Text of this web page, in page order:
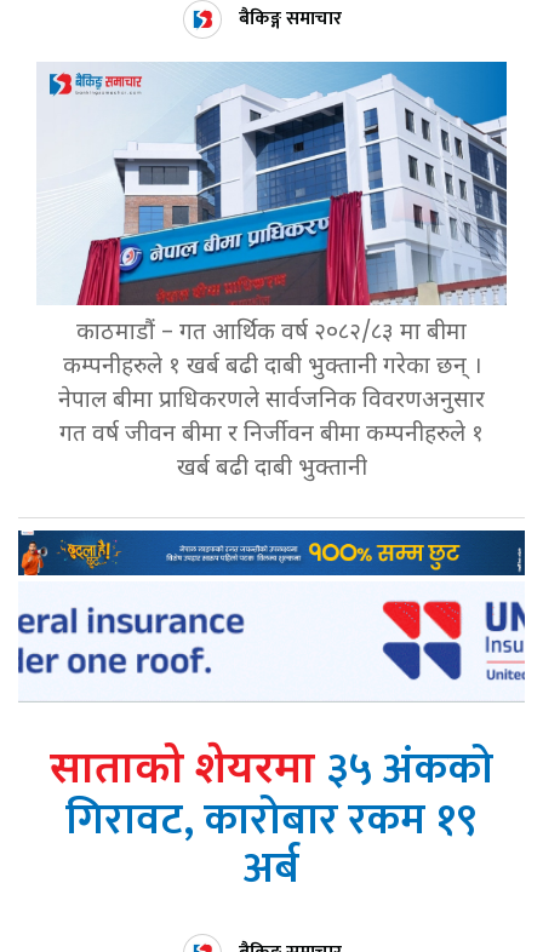
बैकिङ्ग समाचार
काठमाडौं – गत आर्थिक वर्ष २०८२/८३ मा बीमा
कम्पनीहरुले १ खर्ब बढी दाबी भुक्तानी गरेका छन् ।
नेपाल बीमा प्राधिकरणले सार्वजनिक विवरणअनुसार
गत वर्ष जीवन बीमा र निर्जीवन बीमा कम्पनीहरुले १
खर्ब बढी दाबी भुक्तानी
साताको शेयरमा ३५ अंकको
गिरावट, कारोबार रकम १९
अर्ब